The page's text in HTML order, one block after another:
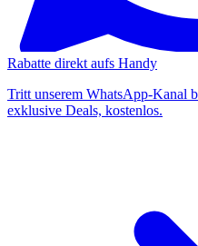
Rabatte direkt aufs Handy
Tritt unserem WhatsApp-Kanal
exklusive Deals, kostenlos.